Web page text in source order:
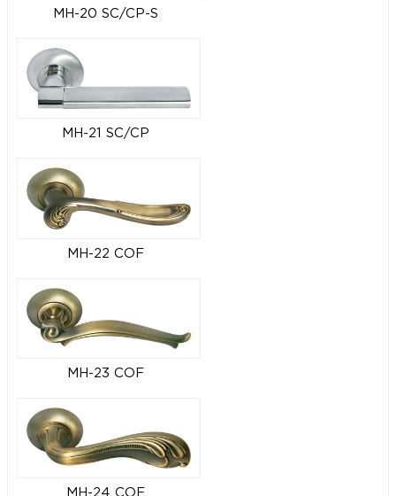
MH-20 SC/CP-S
MH-21 SC/CP
MH-22 COF
MH-23 COF
MH-24 COF